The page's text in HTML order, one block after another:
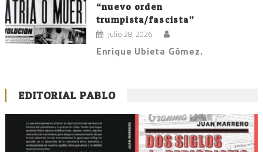
“nuevo orden
trumpista/fascista”
julio 28, 2026
Enrique Ubieta Gómez.
EDITORIAL PABLO